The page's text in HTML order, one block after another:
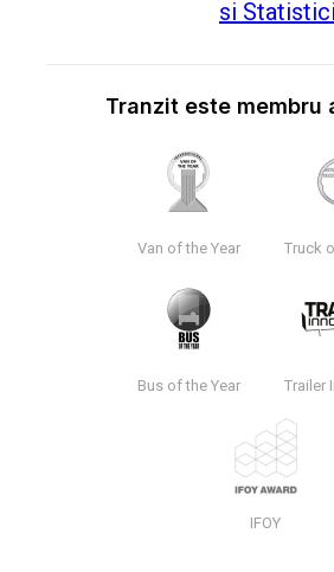
Tranzit este membru
Van of the Year Truck
Bus of the Year Trailer
IFOY